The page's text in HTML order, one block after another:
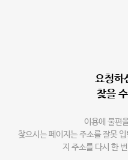
요청하
찾을
이용에 불편
찾으시는 페이지는 주소를 잘못
지 주소를 다시 한